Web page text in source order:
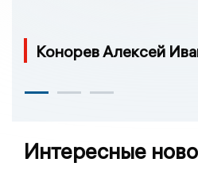
Конорев Алексей
Интересные